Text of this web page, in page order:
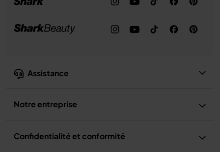
Assistance
Notre entreprise
Confidentialité et conformité